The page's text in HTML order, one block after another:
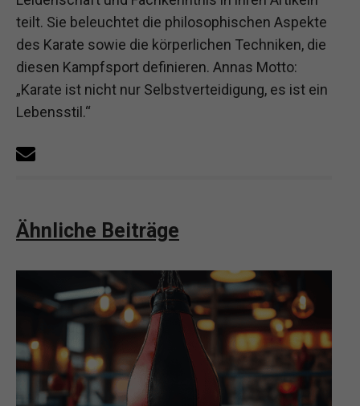
teilt. Sie beleuchtet die philosophischen Aspekte
des Karate sowie die körperlichen Techniken, die
diesen Kampfsport definieren. Annas Motto:
„Karate ist nicht nur Selbstverteidigung, es ist ein
Lebensstil.“
Ähnliche Beiträge